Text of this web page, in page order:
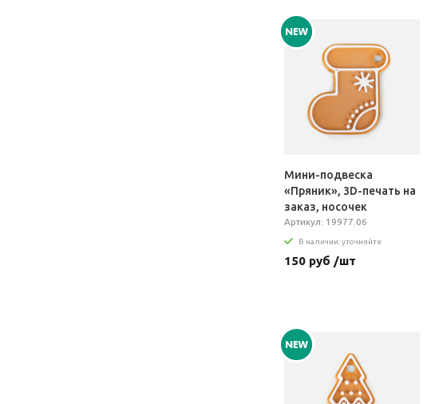
Мини-подвеска
«Пряник», 3D-печать на
заказ, носочек
Артикул: 19977.06
В наличии: уточняйте
150 руб /шт